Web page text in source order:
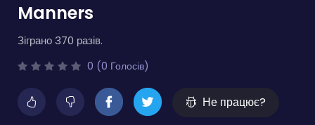
Manners
Зіграно 370 разів.
0 (0 Голосів)
Не працює?